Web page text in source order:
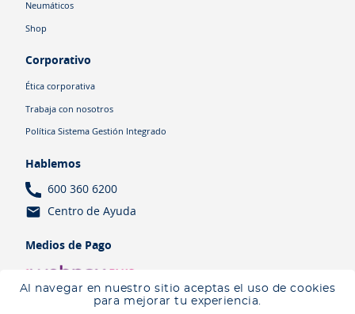
Al navegar en nuestro sitio aceptas el uso de cookies
para mejorar tu experiencia.
Neumáticos
Shop
Corporativo
Ética corporativa
Trabaja con nosotros
Política Sistema Gestión Integrado
Hablemos
600 360 6200
Centro de Ayuda
Medios de Pago